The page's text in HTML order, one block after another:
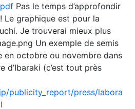
Pas le temps d’approfondir
Le graphique est pour la
Je trouverai mieux plus
Un exemple de semis
en octobre ou novembre dans
d’Ibaraki (c’est tout près
publicity_report/press/labora